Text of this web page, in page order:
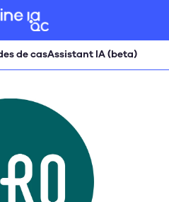
de casAssistant IA (beta)